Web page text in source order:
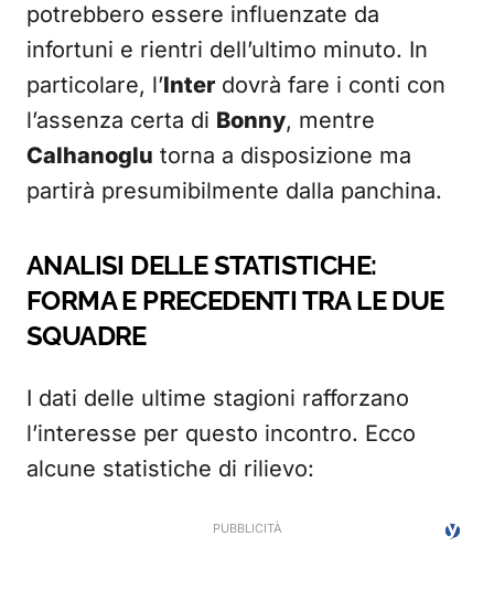
potrebbero essere influenzate da
infortuni e rientri dell’ultimo minuto. In
particolare, l’Inter dovrà fare i conti con
l’assenza certa di Bonny, mentre
Calhanoglu torna a disposizione ma
partirà presumibilmente dalla panchina.
ANALISI DELLE STATISTICHE:
FORMA E PRECEDENTI TRA LE DUE
SQUADRE
I dati delle ultime stagioni rafforzano
l’interesse per questo incontro. Ecco
alcune statistiche di rilievo: